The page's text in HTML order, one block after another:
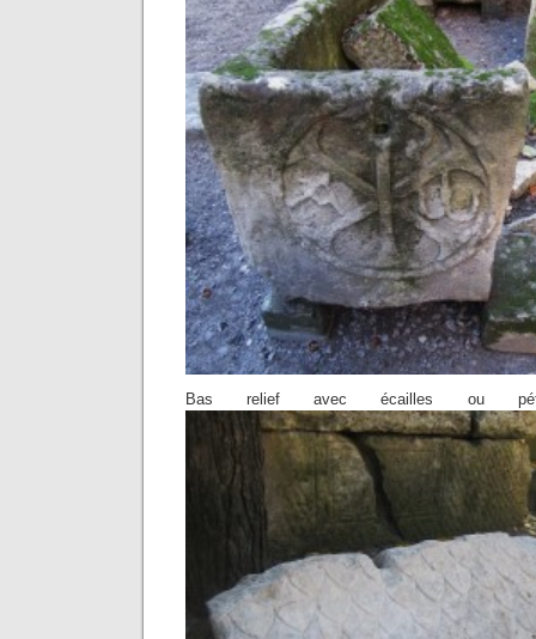
Bas relief avec écailles ou